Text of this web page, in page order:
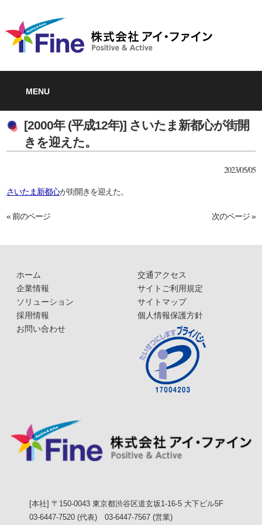
MENU
[2000年 (平成12年)] さいたま新都心が街開
きを迎えた。
2023/05/05
さいたま新都心が街開きを迎えた。
« 前のページ 次のページ »
ホーム
企業情報
ソリューション
採用情報
お問い合わせ
交通アクセス
サイトご利用規定
サイトマップ
個人情報保護方針
[本社] 〒150-0043 東京都渋谷区道玄坂1-16-5 大下ビル5F
03-6447-7520 (代表) 03-6447-7567 (営業)